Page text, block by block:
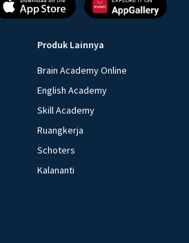
Produk Lainnya
Brain Academy Online
English Academy
Skill Academy
Ruangkerja
Schoters
Kalananti